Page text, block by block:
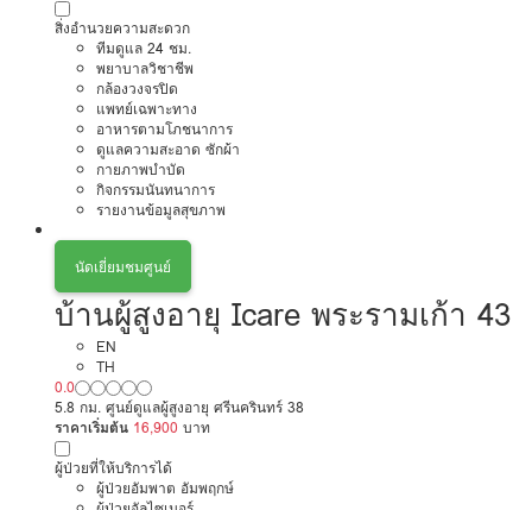
สิ่งอำนวยความสะดวก
ทีมดูแล 24 ชม.
พยาบาลวิชาชีพ
กล้องวงจรปิด
แพทย์เฉพาะทาง
อาหารตามโภชนาการ
ดูแลความสะอาด ซักผ้า
กายภาพบำบัด
กิจกรรมนันทนาการ
รายงานข้อมูลสุขภาพ
นัดเยี่ยมชมศูนย์
บ้านผู้สูงอายุ Icare พระรามเก้า 43
EN
TH
0.0
5.8 กม. ศูนย์ดูแลผู้สูงอายุ ศรีนครินทร์ 38
ราคาเริ่มต้น 16,900 บาท
ผู้ป่วยที่ให้บริการได้
ผู้ป่วยอัมพาต อัมพฤกษ์